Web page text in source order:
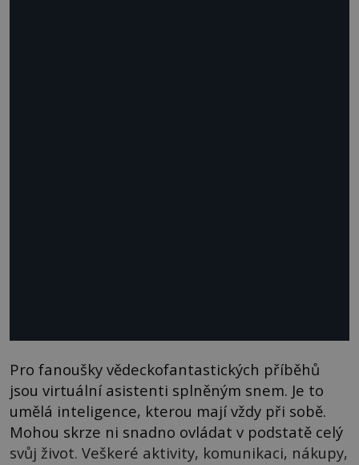
Pro fanoušky vědeckofantastických příběhů
jsou virtuální asistenti splněným snem. Je to
umělá inteligence, kterou mají vždy při sobě.
Mohou skrze ni snadno ovládat v podstatě celý
svůj život. Veškeré aktivity, komunikaci, nákupy,